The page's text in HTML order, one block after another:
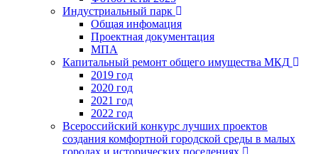
Индустриальный парк
Общая инфомация
Проектная документация
МПА
Капитальный ремонт общего имущества МКД
2019 год
2020 год
2021 год
2022 год
Всероссийский конкурс лучших проектов
создания комфортной городской среды в малых
городах и исторических поселениях